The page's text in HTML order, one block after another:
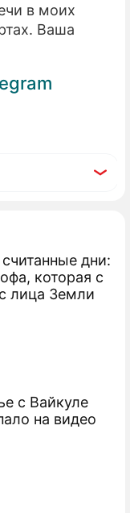
дни:
которая с
лица Земли
с Вайкуле
на видео
в моих
Ваша
гей-любви